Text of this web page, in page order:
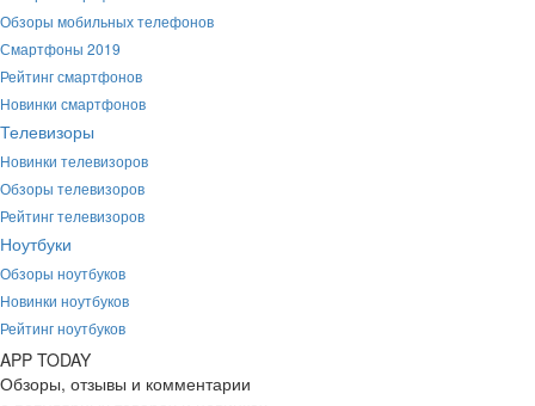
Обзоры мобильных телефонов
Смартфоны 2019
Рейтинг смартфонов
Новинки смартфонов
Телевизоры
Новинки телевизоров
Обзоры телевизоров
Рейтинг телевизоров
Ноутбуки
Обзоры ноутбуков
Новинки ноутбуков
Рейтинг ноутбуков
APP TODAY
Обзоры, отзывы и комментарии